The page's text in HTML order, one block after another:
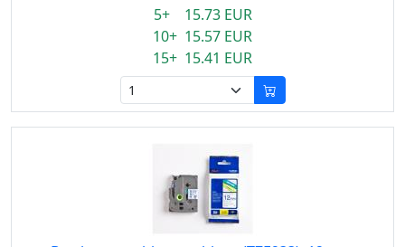
5+ 15.73 EUR
10+ 15.57 EUR
15+ 15.41 EUR